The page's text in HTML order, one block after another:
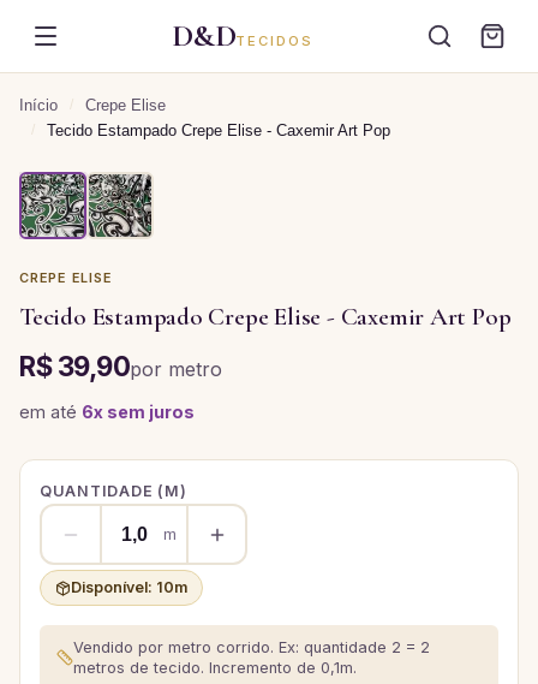
D&DTECIDOS
Início / Crepe Elise
/ Tecido Estampado Crepe Elise - Caxemir Art Pop
CREPE ELISE
Tecido Estampado Crepe Elise - Caxemir Art Pop
R$ 39,90por metro
em até 6x sem juros
QUANTIDADE ( M)
m
Disponível: 10m
Vendido por metro corrido. Ex: quantidade 2 = 2
metros de tecido. Incremento de 0,1m.